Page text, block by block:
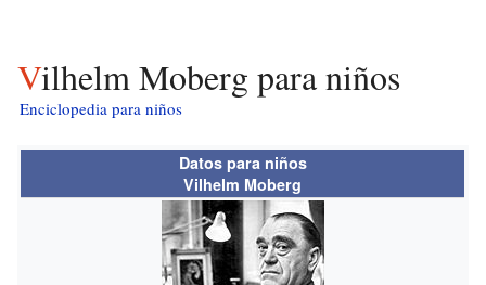
Vilhelm Moberg para niños
Enciclopedia para niños
Datos para niños
Vilhelm Moberg